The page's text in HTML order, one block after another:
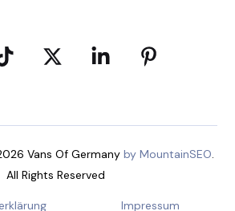
Vans Of Germany by MountainSEO.
All Rights Reserved
Impressum